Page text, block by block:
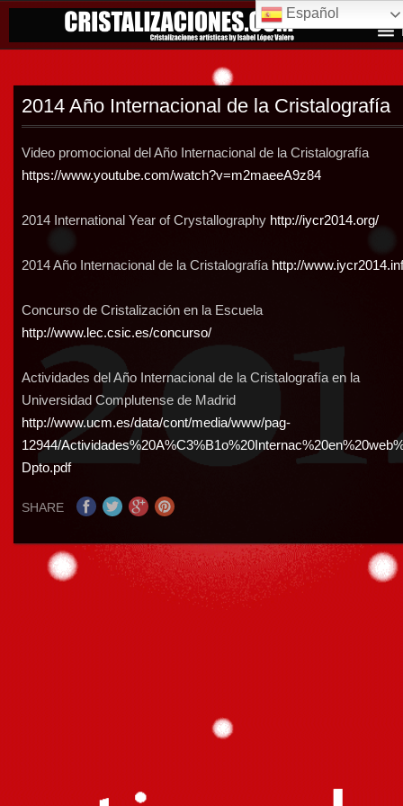
2014 Año Internacional de la Cristalografía
Video promocional del Año Internacional de la Cristalografía
https://www.youtube.com/watch?v=m2maeeA9z84
2014 International Year of Crystallography http://iycr2014.org/
2014 Año Internacional de la Cristalografía http://
Concurso de Cristalización en la Escuela
http://www.lec.csic.es/concurso/
Actividades del Año Internacional de la Cristalografía en la
Universidad Complutense de Madrid
http://www.ucm.es/data/cont/media/www/pag-
12944/
Dpto.pdf
SHARE
Español